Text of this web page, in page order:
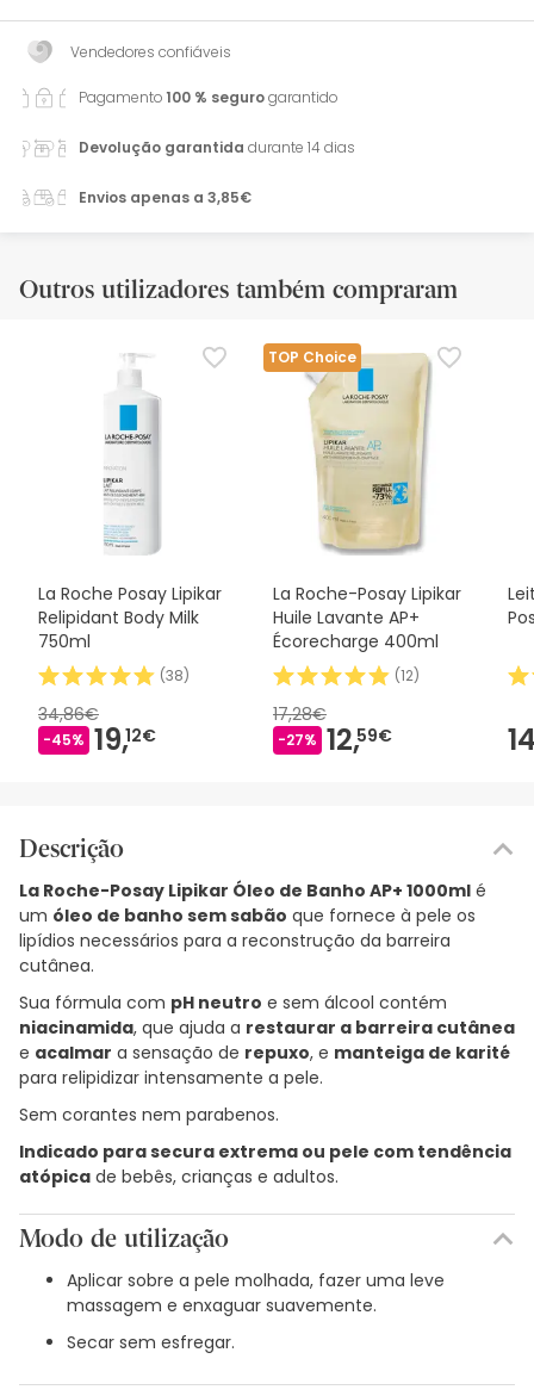
Vendedores confiáveis
Pagamento100 % segurogarantido
Devolução garantida durante 14 dias
Envios apenas a 3,85€
Outros utilizadores também compraram
La Roche Posay Lipikar
Relipidant Body Milk
750ml
(38)
34,86€
-45% 19,12€
TOP Choice
La Roche-Posay Lipikar
Huile Lavante AP+
Écorecharge 400ml
(12)
17,28€
-27% 12,59€
Descrição
La Roche-Posay Lipikar Óleo de Banho AP+ 1000ml é
um óleo de banho sem sabão que fornece à pele os
lipídios necessários para a reconstrução da barreira
cutânea.
Sua fórmula com pH neutro e sem álcool contém
niacinamida, que ajuda a restaurar a barreira cutânea
e acalmar a sensação de repuxo, e manteiga de karité
para relipidizar intensamente a pele.
Sem corantes nem parabenos.
Indicado para secura extrema ou pele com tendência
atópica de bebês, crianças e adultos.
Modo de utilização
Aplicar sobre a pele molhada, fazer uma leve
massagem e enxaguar suavemente.
Secar sem esfregar.